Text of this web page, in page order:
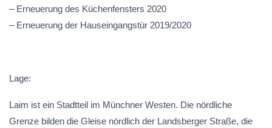
– Erneuerung des Küchenfensters 2020
– Erneuerung der Hauseingangstür 2019/2020
Lage:
Laim ist ein Stadtteil im Münchner Westen. Die nördliche
Grenze bilden die Gleise nördlich der Landsberger Straße, die